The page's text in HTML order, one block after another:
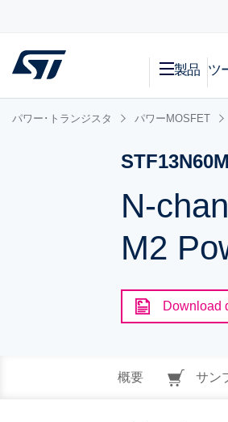
製品 ツ
パワー･トランジスタ パワーMOSFET
N-
M2
Download
概要 サン